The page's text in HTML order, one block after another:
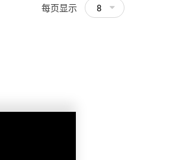
每页显示 8